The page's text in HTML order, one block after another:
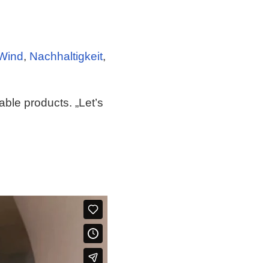
, Nachhaltigkeit,
products. „Let’s